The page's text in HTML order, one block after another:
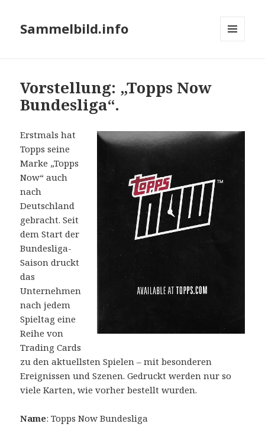
Sammelbild.info
Vorstellung: „Topps Now
Bundesliga“.
Erstmals hat
Topps seine
Marke „Topps
Now“ auch
nach
Deutschland
gebracht. Seit
dem Start der
Bundesliga-
Saison druckt
das
Unternehmen
nach jedem
Spieltag eine
Reihe von
Trading Cards
zu den aktuellsten Spielen – mit besonderen
Ereignissen und Szenen. Gedruckt werden nur so
viele Karten, wie vorher bestellt wurden.
Name: Topps Now Bundesliga